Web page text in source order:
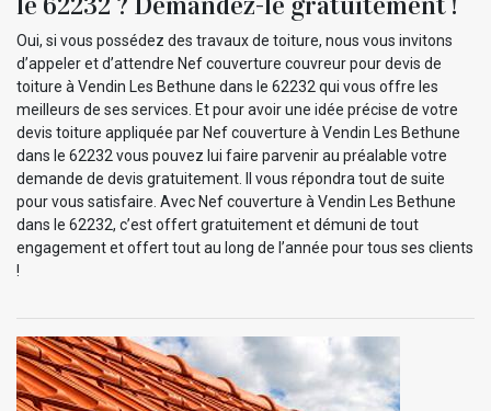
Oui, si vous possédez des travaux de toiture, nous vous invitons
d’appeler et d’attendre Nef couverture couvreur pour devis de
toiture à Vendin Les Bethune dans le 62232 qui vous offre les
meilleurs de ses services. Et pour avoir une idée précise de votre
devis toiture appliquée par Nef couverture à Vendin Les Bethune
dans le 62232 vous pouvez lui faire parvenir au préalable votre
demande de devis gratuitement. Il vous répondra tout de suite
pour vous satisfaire. Avec Nef couverture à Vendin Les Bethune
dans le 62232, c’est offert gratuitement et démuni de tout
engagement et offert tout au long de l’année pour tous ses clients
!